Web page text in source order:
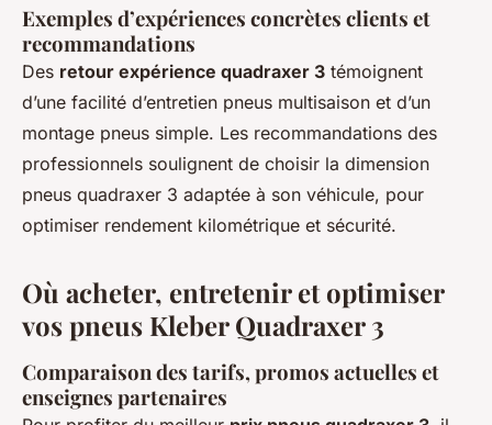
Exemples d’expériences concrètes clients et
recommandations
Des retour expérience quadraxer 3 témoignent
d’une facilité d’entretien pneus multisaison et d’un
montage pneus simple. Les recommandations des
professionnels soulignent de choisir la dimension
pneus quadraxer 3 adaptée à son véhicule, pour
optimiser rendement kilométrique et sécurité.
Où acheter, entretenir et optimiser
vos pneus Kleber Quadraxer 3
Comparaison des tarifs, promos actuelles et
enseignes partenaires